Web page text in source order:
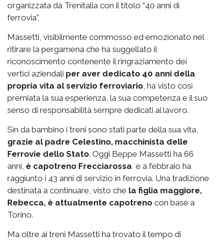
organizzata da Trenitalia con il titolo “40 anni di
ferrovia”.
Massetti, visibilmente commosso ed emozionato nel
ritirare la pergamena che ha suggellato il
riconoscimento contenente il ringraziamento dei
vertici aziendali per aver dedicato 40 anni della
propria vita al servizio ferroviario, ha visto così
premiata la sua esperienza, la sua competenza e il suo
senso di responsabilità sempre dedicati al lavoro.
Sin da bambino i treni sono stati parte della sua vita,
grazie al padre Celestino, macchinista delle
Ferrovie dello Stato. Oggi Beppe Massetti ha 66
anni, è capotreno Frecciarossa e a febbraio ha
raggiunto i 43 anni di servizio in ferrovia. Una tradizione
destinata a continuare, visto che la figlia maggiore,
Rebecca, è attualmente capotreno con base a
Torino.
Ma oltre ai treni Massetti ha trovato il tempo di